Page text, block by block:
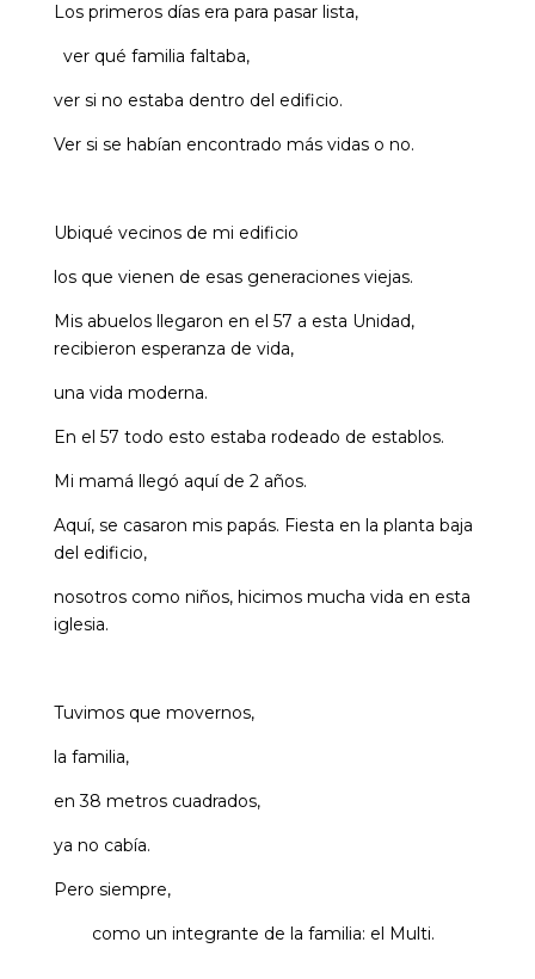
Los primeros días era para pasar lista,
ver qué familia faltaba,
ver si no estaba dentro del edificio.
Ver si se habían encontrado más vidas o no.
Ubiqué vecinos de mi edificio
los que vienen de esas generaciones viejas.
Mis abuelos llegaron en el 57 a esta Unidad,
recibieron esperanza de vida,
una vida moderna.
En el 57 todo esto estaba rodeado de establos.
Mi mamá llegó aquí de 2 años.
Aquí, se casaron mis papás. Fiesta en la planta baja
del edificio,
nosotros como niños, hicimos mucha vida en esta
iglesia.
Tuvimos que movernos,
la familia,
en 38 metros cuadrados,
ya no cabía.
Pero siempre,
como un integrante de la familia: el Multi.